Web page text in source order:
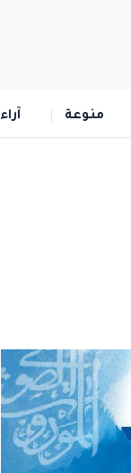
منوعة آراء